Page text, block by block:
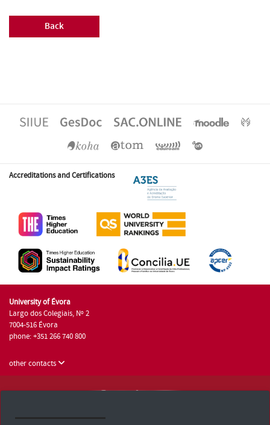
Back
Accreditations and Certifications
University of Évora
Largo dos Colegiais, Nº 2
7004-516 Évora
phone: +351 266 740 800
other contacts